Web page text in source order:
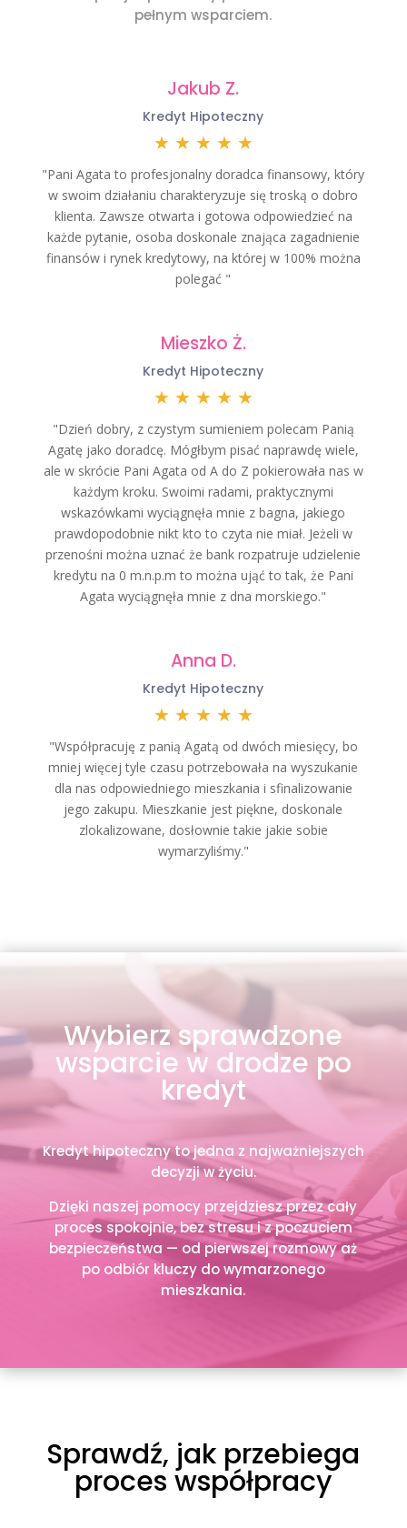
pełnym wsparciem.
Jakub Z.
Kredyt Hipoteczny
★ ★ ★ ★ ★
"Pani Agata to profesjonalny doradca finansowy, który
w swoim działaniu charakteryzuje się troską o dobro
klienta. Zawsze otwarta i gotowa odpowiedzieć na
każde pytanie, osoba doskonale znająca zagadnienie
finansów i rynek kredytowy, na której w 100% można
polegać "
Mieszko Ż.
Kredyt Hipoteczny
★ ★ ★ ★ ★
"Dzień dobry, z czystym sumieniem polecam Panią
Agatę jako doradcę. Mógłbym pisać naprawdę wiele,
ale w skrócie Pani Agata od A do Z pokierowała nas w
każdym kroku. Swoimi radami, praktycznymi
wskazówkami wyciągnęła mnie z bagna, jakiego
prawdopodobnie nikt kto to czyta nie miał. Jeżeli w
przenośni można uznać że bank rozpatruje udzielenie
kredytu na 0 m.n.p.m to można ująć to tak, że Pani
Agata wyciągnęła mnie z dna morskiego."
Anna D.
Kredyt Hipoteczny
★ ★ ★ ★ ★
"Współpracuję z panią Agatą od dwóch miesięcy, bo
mniej więcej tyle czasu potrzebowała na wyszukanie
dla nas odpowiedniego mieszkania i sfinalizowanie
jego zakupu. Mieszkanie jest piękne, doskonale
zlokalizowane, dosłownie takie jakie sobie
wymarzyliśmy."
Wybierz sprawdzone
wsparcie w drodze po
kredyt
Kredyt hipoteczny to jedna z najważniejszych
decyzji w życiu.
Dzięki naszej pomocy przejdziesz przez cały
proces spokojnie, bez stresu i z poczuciem
bezpieczeństwa — od pierwszej rozmowy aż
po odbiór kluczy do wymarzonego
mieszkania.
Sprawdź, jak przebiega
proces współpracy